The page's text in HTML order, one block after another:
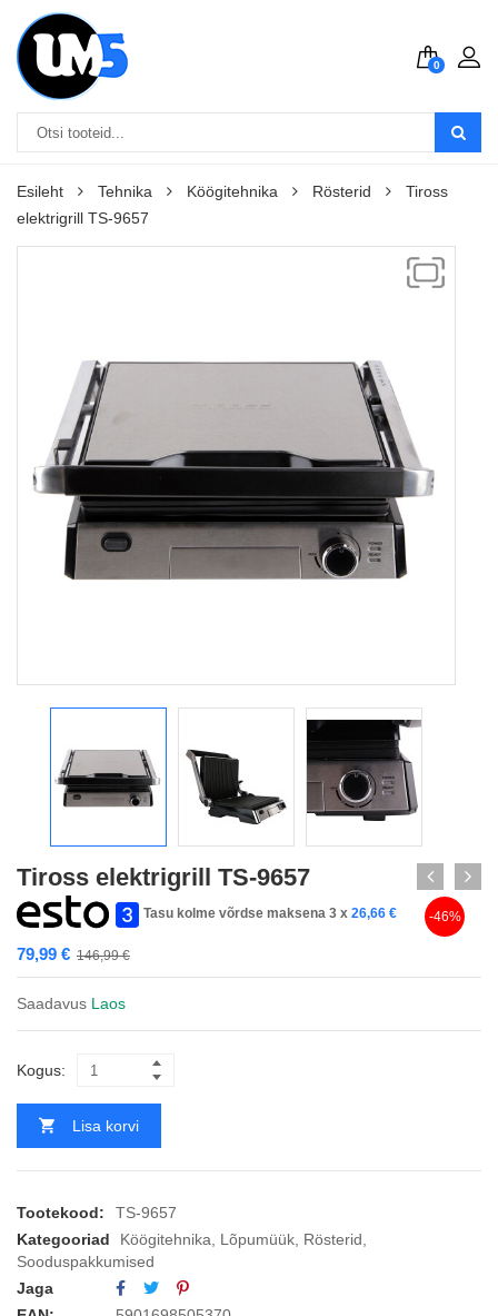
0
Esileht Tehnika Köögitehnika Rösterid
Tiross
elektrigrill TS-9657
Tiross elektrigrill TS-9657
Tasu kolme võrdse maksena 3 x 26,66 €
146,99€
79,99 €
-46%
Saadavus Laos
Kogus:
Lisa korvi
Tootekood:
TS-9657
Kategooriad
Köögitehnika Lõpumüük Rösterid
Sooduspakkumised
Jaga